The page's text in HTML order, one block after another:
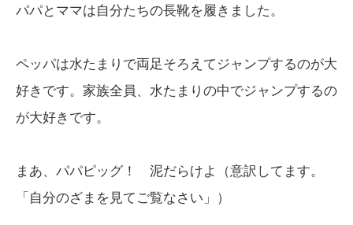
パパとママは自分たちの長靴を履きました。
ペッパは水たまりで両足そろえてジャンプするのが大
好きです。家族全員、水たまりの中でジャンプするの
が大好きです。
まあ、パパピッグ！ 泥だらけよ（意訳してます。
「自分のざまを見てご覧なさい」）